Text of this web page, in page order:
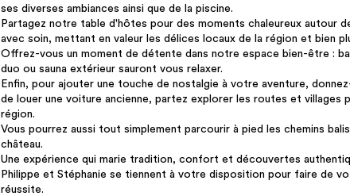
ses diverses ambiances ainsi que de la piscine.
Partagez notre table d'hôtes pour des moments chaleureux autour
avec soin, mettant en valeur les délices locaux de la région et bien
Offrez-vous un moment de détente dans notre espace bien-être :
duo ou sauna extérieur sauront vous relaxer.
Enfin, pour ajouter une touche de nostalgie à votre aventure,
de louer une voiture ancienne, partez explorer les routes et villages
région.
Vous pourrez aussi tout simplement parcourir à pied les chemins
château.
Une expérience qui marie tradition, confort et découvertes
Philippe et Stéphanie se tiennent à votre disposition pour faire de
réussite.